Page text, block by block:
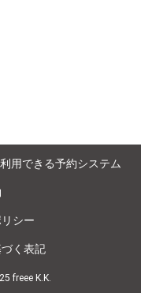
用できる予約システム
シー
く表記
freee K.K.